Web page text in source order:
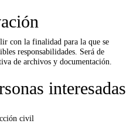
con la finalidad para la que se
responsabilidades. Será de
de archivos y documentación.
interesadas
civil